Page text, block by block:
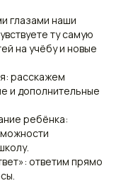
глазами наши
ту самую
на учёбу и новые
расскажем
и дополнительные
ребёнка:
ответим прямо